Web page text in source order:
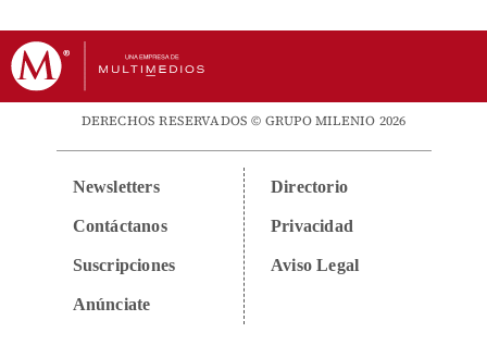
DERECHOS RESERVADOS © GRUPO MILENIO 2026
Newsletters
Contáctanos
Suscripciones
Anúnciate
Directorio
Privacidad
Aviso Legal